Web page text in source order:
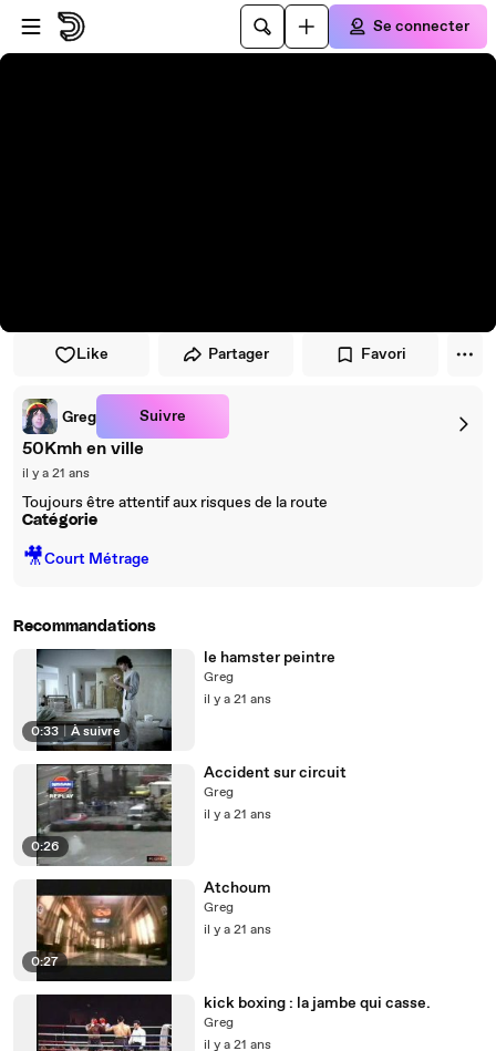
Passer au player
Passer au contenu principal
Se connecter
Like Partager Favori
Greg Suivre
50Kmh en ville
il y a 21 ans
Toujours être attentif aux risques de la route
Catégorie
🎥Court Métrage
Recommandations
0:33 À suivre
le hamster peintre
Greg
il y a 21 ans
0:26
Accident sur circuit
Greg
il y a 21 ans
0:27
Atchoum
Greg
il y a 21 ans
kick boxing : la jambe qui casse.
Greg
il y a 21 ans